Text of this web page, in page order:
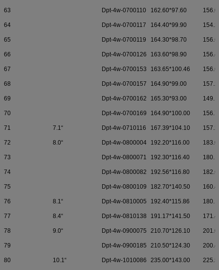
63 Dpt-4w-0700110 162.60*97.60
64 Dpt-4w-0700117 164.40*99.90
65 Dpt-4w-0700119 164.30*98.70
66 Dpt-4w-0700126 163.60*98.90
67 Dpt-4w-0700153 163.65*100.46
68 Dpt-4w-0700157 164.90*99.00
69 Dpt-4w-0700162 165.30*93.00
70 Dpt-4w-0700169 164.90*100.00
71 7.1“ Dpt-4w-0710116 167.39*104.10
72 8.0“ Dpt-4w-0800004 192.20*116.00
73 Dpt-4w-0800071 192.30*116.40
74 Dpt-4w-0800082 192.56*116.80
75 Dpt-4w-0800109 182.70*140.50
76 8.1“ Dpt-4w-0810005 192.40*115.86
77 8.4“ Dpt-4w-0810138 191.17*141.50
78 9.0“ Dpt-4w-0900075 210.70*126.10
79 Dpt-4w-0900185 210.50*124.30
80 10.1“ Dpt-4w-1010086 235.00*143.00